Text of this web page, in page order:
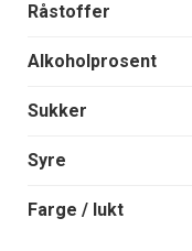
Råstoffer
Alkoholprosent
Sukker
Syre
Farge / lukt